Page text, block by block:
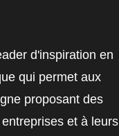
d'inspiration en
qui permet aux
proposant des
et à leurs